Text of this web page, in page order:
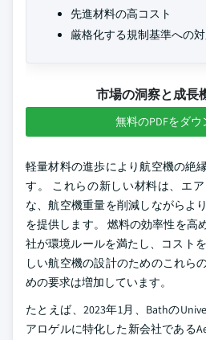
先進材料の高コスト
厳格化する規制基準への
市場の洞察と成長
無料のPDFをダウ
軽量材料の進歩により航空機の絶
す。 これらの新しい材料は、エ
な、航空機重量を削減しながらよ
を提供します。 燃料の効率性を高
社が環境ルールを満たし、コスト
しい航空機の設計のためのこれら
めの要求は増加しています。
たとえば、2023年1月、Bathの
アロゲルに特化した新会社である